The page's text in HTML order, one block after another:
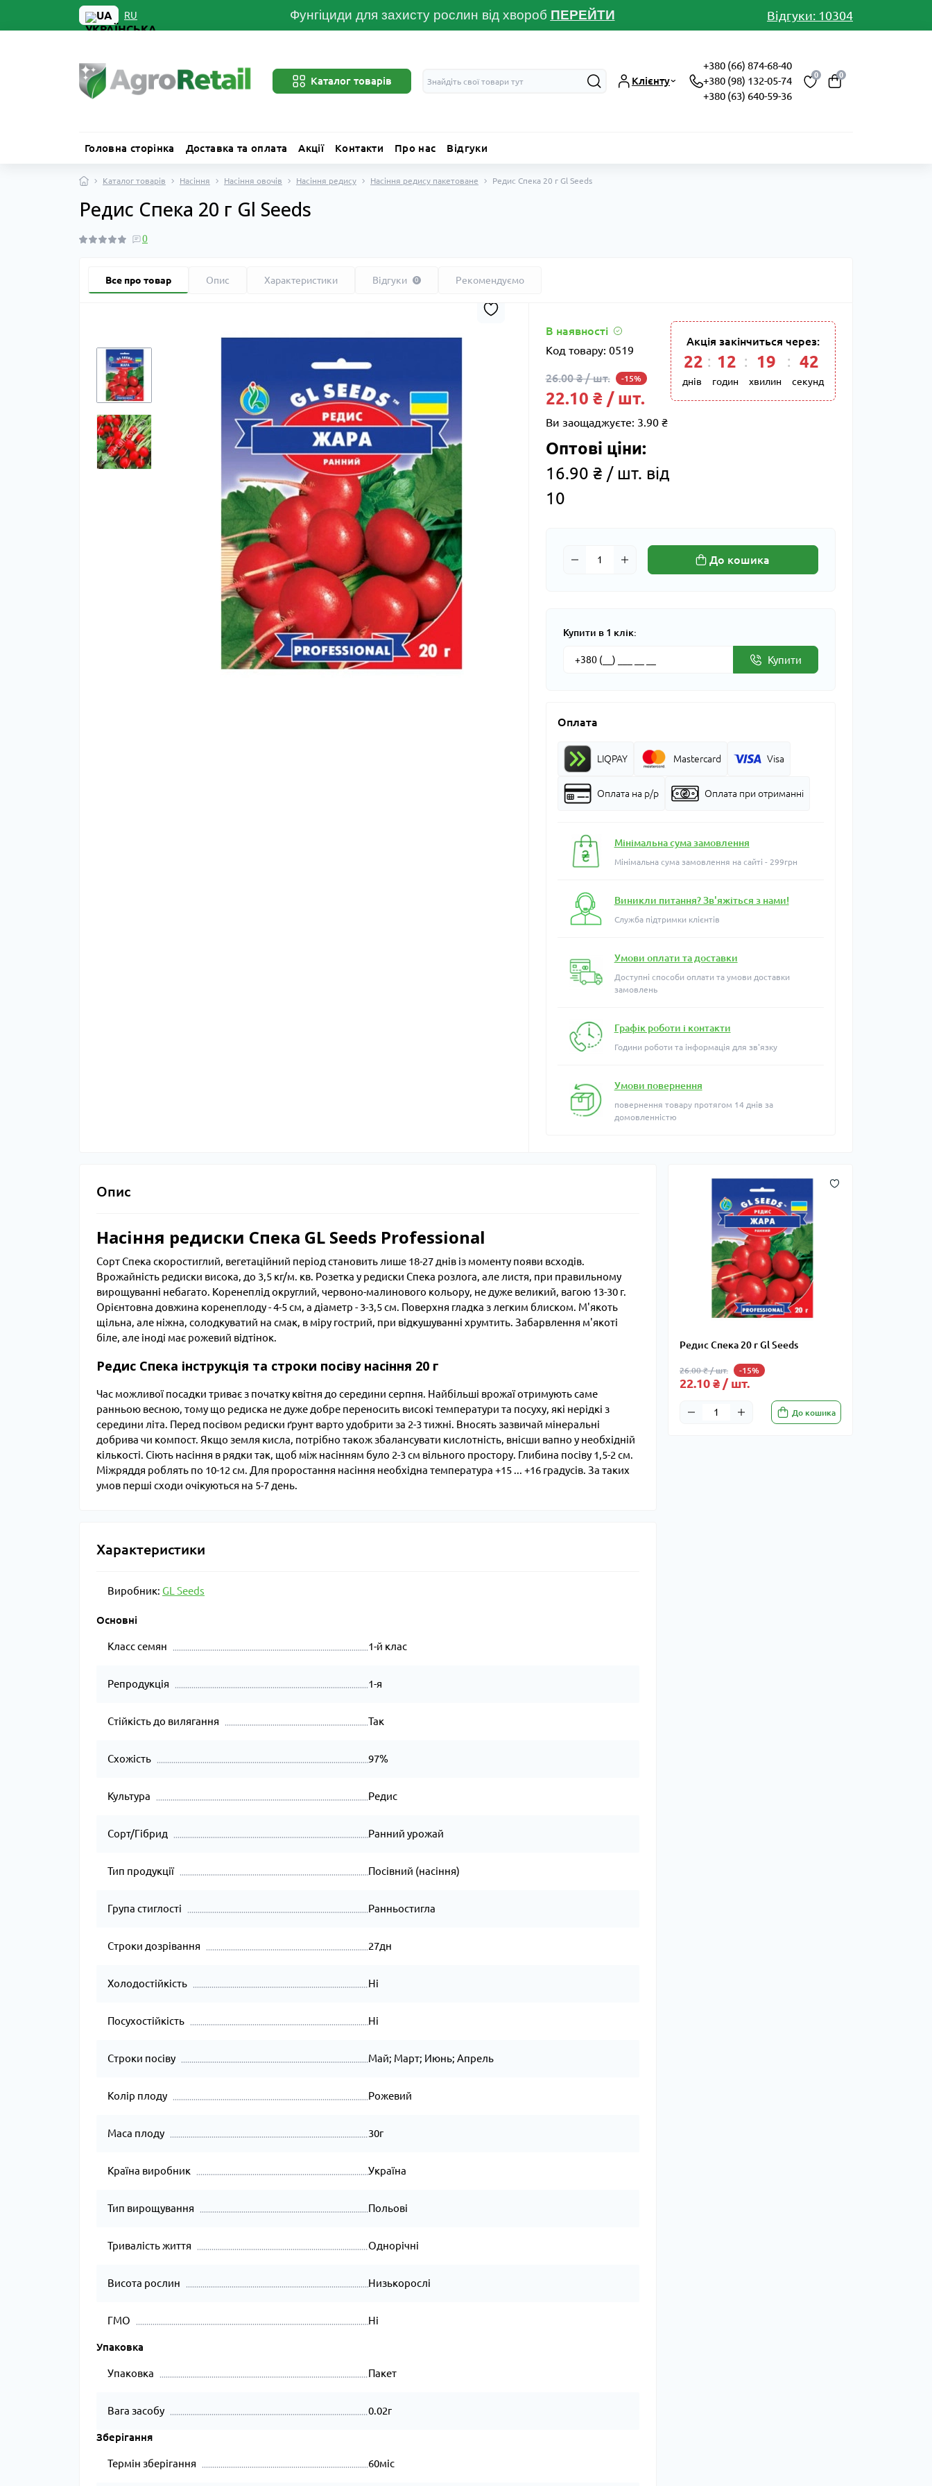
UA RU Фунгіциди для захисту рослин від хвороб ПЕРЕЙТИ Відгуки: 10304
Каталог товарів Клієнту
+380 (66) 874-68-40
+380 (98) 132-05-74
+380 (63) 640-59-36
0 0
Головна сторінка Доставка та оплата Акції Контакти Про нас Відгуки
Каталог товарів Насіння Насіння овочів Насіння редису Насіння редису пакетоване Редис Спека 20 г Gl Seeds
Редис Спека 20 г Gl Seeds
0
Все про товар Опис Характеристики Відгуки 0 Рекомендуємо
В наявності
Код товару: 0519
26.00 ₴ / шт. -15%
22.10 ₴ / шт.
Ви заощаджуєте: 3.90 ₴
Оптові ціни:
16.90 ₴ / шт. від
10
Акція закінчиться через:
22
днів
: 12
годин
: 19
хвилин
: 41
секунд
До кошика
Купити в 1 клік:
Купити
Оплата
LIQPAY Mastercard Visa
Оплата на р/р Оплата при отриманні
Мінімальна сума замовлення
Мінімальна сума замовлення на сайті - 299грн
Виникли питання? Зв'яжіться з нами!
Служба підтримки клієнтів
Умови оплати та доставки
Доступні способи оплати та умови доставки
замовлень
Графік роботи і контакти
Години роботи та інформація для зв'язку
Умови повернення
повернення товару протягом 14 днів за
домовленністю
Редис Спека 20 г Gl Seeds
26.00 ₴ / шт. -15%
22.10 ₴ / шт.
До кошика
Опис
Насіння редиски Спека GL Seeds Professional
Сорт Спека скоростиглий, вегетаційний період становить лише 18-27 днів із моменту появи всходів.
Врожайність редиски висока, до 3,5 кг/м. кв. Розетка у редиски Спека розлога, але листя, при правильному
вирощуванні небагато. Коренеплід округлий, червоно-малинового кольору, не дуже великий, вагою 13-30 г.
Орієнтовна довжина коренеплоду - 4-5 см, а діаметр - 3-3,5 см. Поверхня гладка з легким блиском. М'якоть
щільна, але ніжна, солодкуватий на смак, в міру гострий, при відкушуванні хрумтить. Забарвлення м'якоті
біле, але іноді має рожевий відтінок.
Редис Спека інструкція та строки посіву насіння 20 г
Час можливої ​​посадки триває з початку квітня до середини серпня. Найбільші врожаї отримують саме
ранньою весною, тому що редиска не дуже добре переносить високі температури та посуху, які нерідкі з
середини літа. Перед посівом редиски ґрунт варто удобрити за 2-3 тижні. Вносять зазвичай мінеральні
добрива чи компост. Якщо земля кисла, потрібно також збалансувати кислотність, внісши вапно у необхідній
кількості. Сіють насіння в рядки так, щоб між насінням було 2-3 см вільного простору. Глибина посіву 1,5-2 см.
Міжряддя роблять по 10-12 см. Для проростання насіння необхідна температура +15 ... +16 градусів. За таких
умов перші сходи очікуються на 5-7 день.
Характеристики
Виробник: GL Seeds
Основні
Класс семян 1-й клас
Репродукція 1-я
Стійкість до вилягання Так
Схожість 97%
Культура Редис
Сорт/Гібрид Ранний урожай
Тип продукції Посівний (насіння)
Група стиглості Ранньостигла
Строки дозрівання 27дн
Холодостійкість Ні
Посухостійкість Ні
Строки посіву Май; Март; Июнь; Апрель
Колір плоду Рожевий
Маса плоду 30г
Країна виробник Україна
Тип вирощування Польові
Тривалість життя Однорічні
Висота рослин Низькорослі
ГМО Ні
Упаковка
Упаковка Пакет
Вага засобу 0.02г
Зберігання
Термін зберігання 60міс